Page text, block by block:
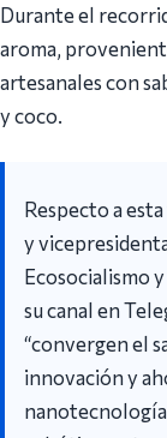
Durante el
aroma,
artesanales con
y coco.
Respecto a
y
Ecosocialismo y
su canal en
“convergen el
innovación y